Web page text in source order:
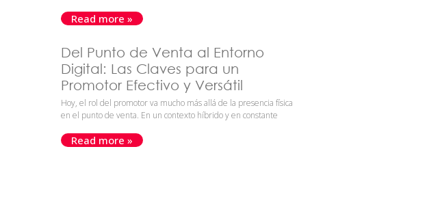
Read more »
Del Punto de Venta al Entorno
Digital: Las Claves para un
Promotor Efectivo y Versátil
Hoy, el rol del promotor va mucho más allá de la presencia física
en el punto de venta. En un contexto híbrido y en constante
Read more »